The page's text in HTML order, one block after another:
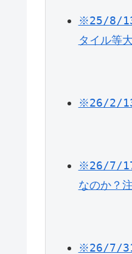
※25/8/13
タイル等
※26/2/13
※26/7/17
なのか？
※26/7/31